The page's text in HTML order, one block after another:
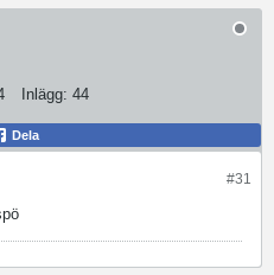
Inlägg: 44
Dela
#31